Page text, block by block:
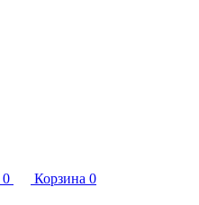
0 Корзина 0